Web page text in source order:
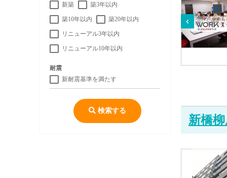
新築
築3年以内
築10年以内 築20年以内
リニューアル3年以内
リニューアル10年以内
耐震
新耐震基準を満たす
検索する
新橋